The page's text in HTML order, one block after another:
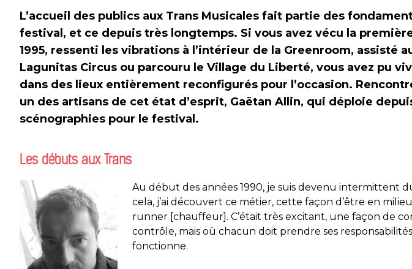
L’accueil des publics aux Trans Musicales fait partie des
festival, et ce depuis très longtemps. Si vous avez vécu la
1995, ressenti les vibrations à l’intérieur de la Greenroom, assisté
Lagunitas Circus ou parcouru le Village du Liberté, vous avez pu
dans des lieux entièrement reconfigurés pour l’occasion.
un des artisans de cet état d’esprit, Gaëtan Allin, qui déploie
scénographies pour le festival.
Les débuts aux Trans
Au début des années 1990, je suis devenu intermittent
cela, j’ai découvert ce métier, cette façon d’être en
runner [chauffeur]. C’était très excitant, une façon de
contrôle, mais où chacun doit prendre ses
fonctionne.